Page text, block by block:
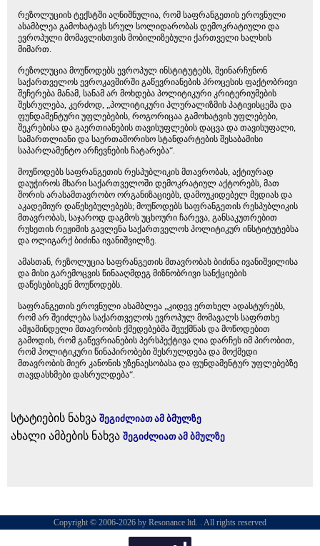
რეზოლუციის ტექსტში აღნიშნულია, რომ საფრანგეთის ეროვნული
ასამბლეა გამოხატავს სრულ სოლიდარობას დემოკრატიული და
ევროპული მომავლისთვის მობილიზებული ქართველი ხალხის
მიმართ.
რეზოლუცია მოუწოდებს ევროპულ ინსტიტუტებს, შეინარჩუნონ
საქართველოს ევროკავშირში გაწევრიანების პროცესის ფაქტობრივი
შეჩერება მანამ, სანამ არ მოხდება პოლიტიკური კრიტერიუმების
შესრულება, კერძოდ, „პოლიტიკური პლურალიზმის პატივისცემა და
ფუნდამენტური უფლებების, როგორიცაა გამოხატვის უფლებები,
შეკრებისა და გაერთიანების თავისუფლების დაცვა და თავისუფალი,
სამართლიანი და საერთაშორისო სტანდარტების შესაბამისი
საპარლამენტო არჩევნების ჩატარება“.
მოუწოდებს საფრანგეთის რესპუბლიკის მთავრობას, აქტიურად
დაუჭიროს მხარი საქართველოში დემოკრატიულ აქტორებს, მათ
შორის არასამთავრობო ორგანიზაციებს, დამოუკიდებელ მედიას და
აკადემიურ დაწესებულებებს; მოუწოდებს საფრანგეთის რესპუბლიკის
მთავრობას, საჯაროდ დაგმოს უცხოური ჩარევა, განსაკუთრებით
რუსეთის რეჟიმის გავლენა საქართველოს პოლიტიკურ ინსტიტუტებსა
და ოლიგარქ ბიძინა ივანიშვილზე.
ამასთან, რეზოლუცია საფრანგეთის მთავრობას ბიძინა ივანიშვილისა
და მისი გარემოცვის წინააღმდეგ მიზნობრივი სანქციების
დაწესებისკენ მოუწოდებს.
საფრანგეთის ეროვნული ასამბლეა „კიდევ ერთხელ ადასტურებს,
რომ არ შეიძლება საქართველოს ევროპულ მომავალს საფრთხე
ამჟამინდელი მთავრობის ქმედებებმა შეუქმნას და მოწოდებით
გამოდის, რომ გაწევრიანების პერსპექტივა ღია დარჩეს იმ პირობით,
რომ პოლიტიკური წინაპირობები შესრულდება და მოქმედი
მთავრობის მიერ კანონის უზენაესობასა და ფუნდამენტურ უფლებებზე
თავდასხმები დასრულდება“.
სტატიების ნახვა შეგიძლიათ ამ ბმულზე
ახალი ამბების ნახვა შეგიძლიათ ამ ბმულზე
Copyright © 2006-2026 by Resonance ltd. . All rights reserved